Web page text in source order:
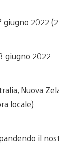
2022 (2
2022
Nuova
locale)
il